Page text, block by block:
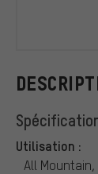
Utilisation :
All